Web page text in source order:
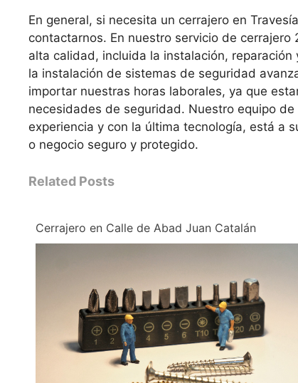
En general, si necesita un cerrajero en
contactarnos. En nuestro servicio de
alta calidad, incluida la instalación,
la instalación de sistemas de seguridad
importar nuestras horas laborales, ya que
necesidades de seguridad. Nuestro equipo
experiencia y con la última tecnología, está a
o negocio seguro y protegido.
Related Posts
Cerrajero en Calle de Abad Juan Catalán